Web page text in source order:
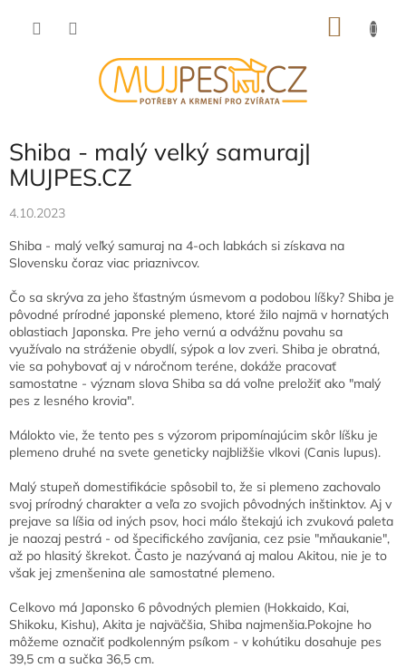
Shiba - malý velký samuraj|
MUJPES.CZ
4.10.2023
Shiba - malý veľký samuraj na 4-och labkách si získava na
Slovensku čoraz viac priaznivcov.
Čo sa skrýva za jeho šťastným úsmevom a podobou líšky? Shiba je
pôvodné prírodné japonské plemeno, ktoré žilo najmä v hornatých
oblastiach Japonska. Pre jeho vernú a odvážnu povahu sa
využívalo na stráženie obydlí, sýpok a lov zveri. Shiba je obratná,
vie sa pohybovať aj v náročnom teréne, dokáže pracovať
samostatne - význam slova Shiba sa dá voľne preložiť ako "malý
pes z lesného krovia".
Málokto vie, že tento pes s výzorom pripomínajúcim skôr líšku je
plemeno druhé na svete geneticky najbližšie vlkovi (Canis lupus).
Malý stupeň domestifikácie spôsobil to, že si plemeno zachovalo
svoj prírodný charakter a veľa zo svojich pôvodných inštinktov. Aj v
prejave sa líšia od iných psov, hoci málo štekajú ich zvuková paleta
je naozaj pestrá - od špecifického zavíjania, cez psie "mňaukanie",
až po hlasitý škrekot. Často je nazývaná aj malou Akitou, nie je to
však jej zmenšenina ale samostatné plemeno.
Celkovo má Japonsko 6 pôvodných plemien (Hokkaido, Kai,
Shikoku, Kishu), Akita je najväčšia, Shiba najmenšia.Pokojne ho
môžeme označiť podkolenným psíkom - v kohútiku dosahuje pes
39,5 cm a sučka 36,5 cm.